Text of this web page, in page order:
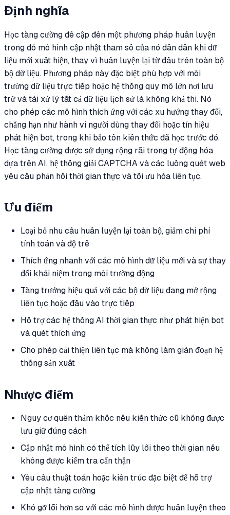
Định nghĩa
Học tăng cường đề cập đến một phương pháp huấn luyện
trong đó mô hình cập nhật tham số của nó dần dần khi dữ
liệu mới xuất hiện, thay vì huấn luyện lại từ đầu trên toàn bộ
bộ dữ liệu. Phương pháp này đặc biệt phù hợp với môi
trường dữ liệu trực tiếp hoặc hệ thống quy mô lớn nơi lưu
trữ và tái xử lý tất cả dữ liệu lịch sử là không khả thi. Nó
cho phép các mô hình thích ứng với các xu hướng thay đổi,
chẳng hạn như hành vi người dùng thay đổi hoặc tín hiệu
phát hiện bot, trong khi bảo tồn kiến thức đã học trước đó.
Học tăng cường được sử dụng rộng rãi trong tự động hóa
dựa trên AI, hệ thống giải CAPTCHA và các luồng quét web
yêu cầu phản hồi thời gian thực và tối ưu hóa liên tục.
Ưu điểm
Loại bỏ nhu cầu huấn luyện lại toàn bộ, giảm chi phí
tính toán và độ trễ
Thích ứng nhanh với các mô hình dữ liệu mới và sự thay
đổi khái niệm trong môi trường động
Tăng trưởng hiệu quả với các bộ dữ liệu đang mở rộng
liên tục hoặc đầu vào trực tiếp
Hỗ trợ các hệ thống AI thời gian thực như phát hiện bot
và quét thích ứng
Cho phép cải thiện liên tục mà không làm gián đoạn hệ
thống sản xuất
Nhược điểm
Nguy cơ quên thảm khốc nếu kiến thức cũ không được
lưu giữ đúng cách
Cập nhật mô hình có thể tích lũy lỗi theo thời gian nếu
không được kiểm tra cẩn thận
Yêu cầu thuật toán hoặc kiến trúc đặc biệt để hỗ trợ
cập nhật tăng cường
Khó gỡ lỗi hơn so với các mô hình được huấn luyện theo